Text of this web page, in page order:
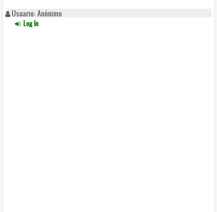
Usuario: Anónimo
Log In